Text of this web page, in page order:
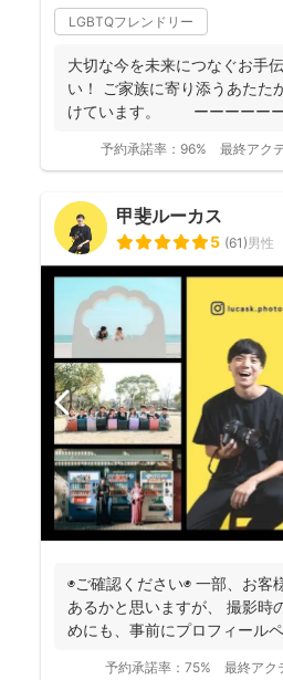
LGBTQフレンドリー
大切な今を未来につなぐお手
い！ ご家族に寄り添うあたた
けています。 ーーーーー
予約承諾率： 96% 最終アク
甲斐ルーカス
5 (61)男性
◉ご確認ください◉ 一部、お客
あるかと思いますが、 撮影時
めにも、事前にプロフィール
予約承諾率： 75% 最終アク